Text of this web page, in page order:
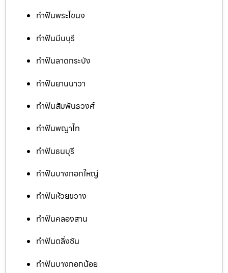
ทำฟันพระโขนง
ทำฟันมีนบุรี
ทำฟันลาดกระบัง
ทำฟันยานนาวา
ทำฟันสัมพันธวงศ์
ทำฟันพญาไท
ทำฟันธนบุรี
ทำฟันบางกอกใหญ่
ทำฟันห้วยขวาง
ทำฟันคลองสาน
ทำฟันตลิ่งชัน
ทำฟันบางกอกน้อย